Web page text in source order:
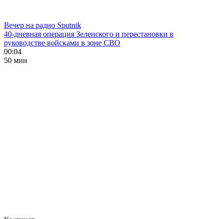
Вечер на радио Sputnik
40-дневная операция Зеленского и перестановки в
руководстве войсками в зоне СВО
00:04
50 мин